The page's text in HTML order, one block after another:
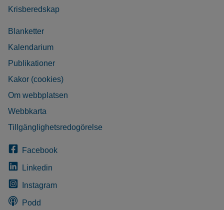
Krisberedskap
Blanketter
Kalendarium
Publikationer
Kakor (cookies)
Om webbplatsen
Webbkarta
Tillgänglighetsredogörelse
Facebook
Linkedin
Instagram
Podd